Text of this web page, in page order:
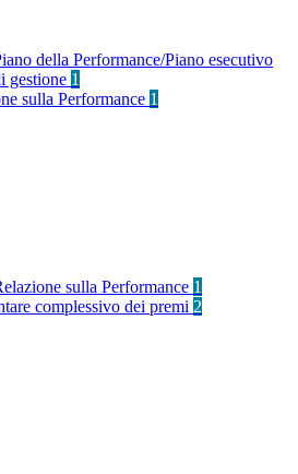
della Performance/Piano esecutivo
gestione 1
sulla Performance 1
sulla Performance 1
complessivo dei premi 2